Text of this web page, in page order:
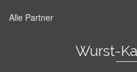
Alle Partner
Wurst-